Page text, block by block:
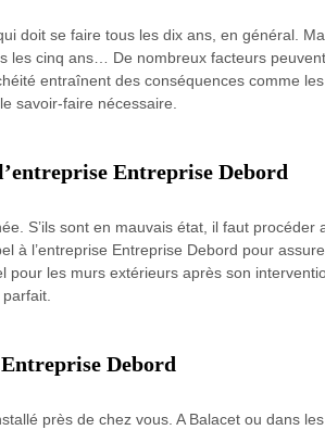
doit se faire tous les dix ans, en général.
les cinq ans… De nombreux facteurs
entraînent des conséquences comme
savoir-faire nécessaire.
Entreprise Debord
S’ils sont en mauvais état, il faut procéder
à l’entreprise Entreprise Debord pour
les murs extérieurs après son
Debord
près de chez vous. A Balacet ou dans